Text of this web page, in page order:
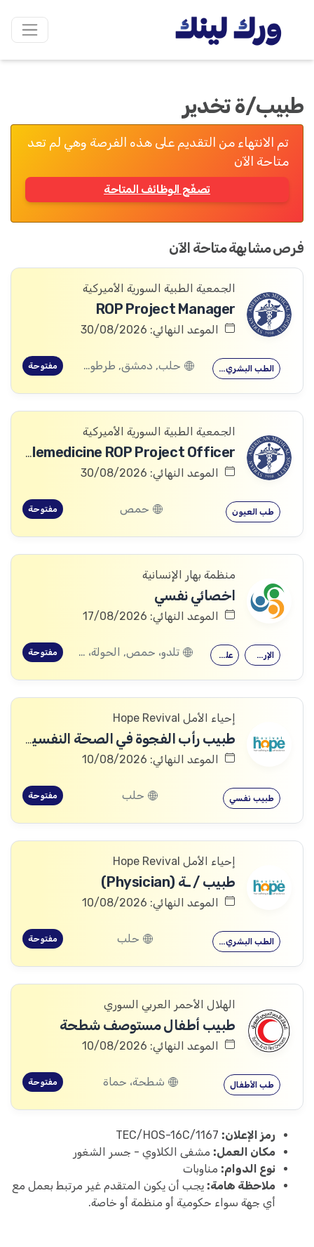
طبيب/ة تخدير
تم الانتهاء من التقديم على هذه الفرصة وهي لم تعد
متاحة الآن
تصفّح الوظائف المتاحة
فرص مشابهة متاحة الآن
الجمعية الطبية السورية الأميركية
ROP Project Manager
الموعد النهائي: 30/08/2026
الطب البشري… حلب, دمشق, طرطوس, ريف دمشق, ديرالزور, درعا, السويداء, إدلب, القنيطرة, اللاذقية, الرقة, حمص, الحسكة, حماة مفتوحة
الجمعية الطبية السورية الأميركية
Telemedicine ROP Project Officer
الموعد النهائي: 30/08/2026
طب العيون حمص مفتوحة
منظمة بهار الإنسانية
اخصائي نفسي
الموعد النهائي: 17/08/2026
علم النفس الإرشاد النفسي تلدو، حمص, الحولة، حمص مفتوحة
إحياء الأمل Hope Revival
طبيب رأب الفجوة في الصحة النفسية (mhGAP Doctor)
الموعد النهائي: 10/08/2026
طبيب نفسي حلب مفتوحة
إحياء الأمل Hope Revival
طبيب / ـة (Physician)
الموعد النهائي: 10/08/2026
الطب البشري… حلب مفتوحة
الهلال الأحمر العربي السوري
طبيب أطفال مستوصف شطحة
الموعد النهائي: 10/08/2026
طب الأطفال شطحة، حماة مفتوحة
رمز الإعلان:
مكان العمل: مشفى الكلاوي - جسر الشغور
نوع الدوام: مناوبات
ملاحظة هامة: يجب أن يكون المتقدم غير مرتبط بعمل مع
أي جهة سواء حكومية أو منظمة أو خاصة.